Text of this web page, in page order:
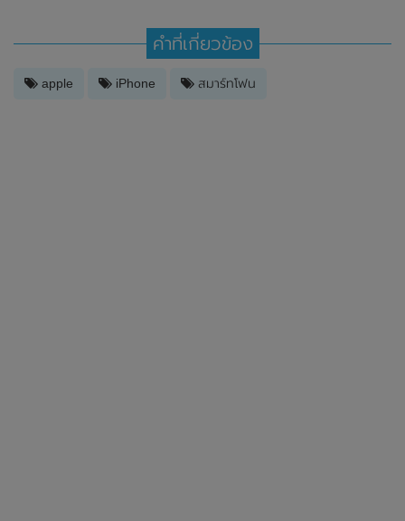
คำที่เกี่ยวข้อง
apple iPhone สมาร์ทโฟน